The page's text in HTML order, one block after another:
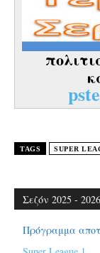
Σεζόν 2025 - 2026
Πρόγραμμα
TAGS SUPER